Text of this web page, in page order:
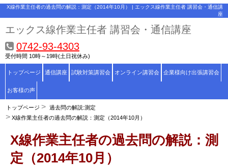
X線作業主任者の過去問の解説：測定（2014年10月） | エックス線作業主任者 講習会・通信講
座
エックス線作業主任者 講習会・通信講座
0742-93-4303
受付時間 10時～19時(土日祝休み)
トップページ 通信講座 試験対策講習会 オンライン講習会 企業様向け出張講習会
お客様の声
トップページ
過去問の解説:測定
X線作業主任者の過去問の解説：測定（2014年10月）
X線作業主任者の過去問の解説：測
定（2014年10月）